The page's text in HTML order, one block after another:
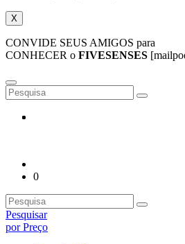
X
CONVIDE SEUS AMIGOS para
CONHECER o FIVESENSES
0
Pesquisar
por Preço